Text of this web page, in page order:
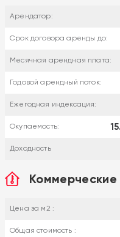
Арендатор:
Срок договора аренды до:
Месячная арендная плата:
Годовой арендный поток:
Ежегодная индексация:
Окупаемость:
Доходность
Коммерческие
Цена за м2 :
Общая стоимость :